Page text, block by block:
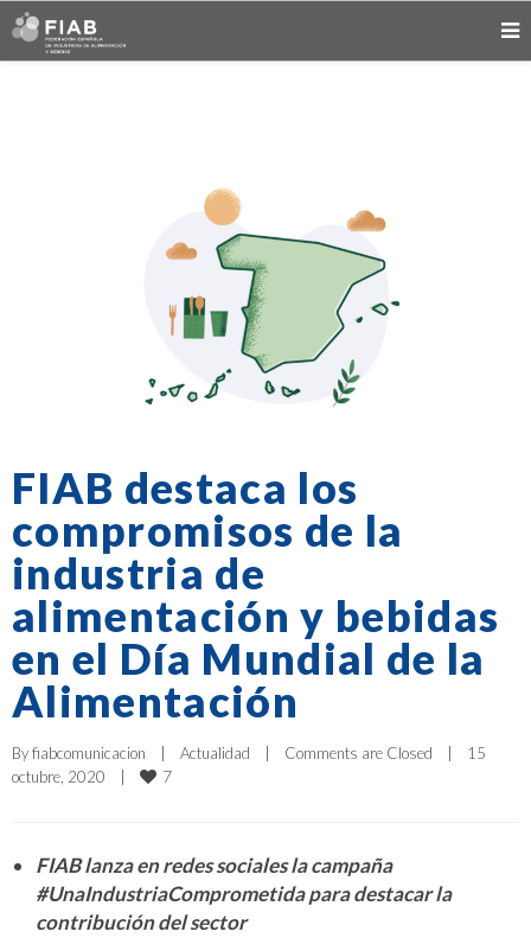
FIAB destaca los
compromisos de la
industria de
alimentación y bebidas
en el Día Mundial de la
Alimentación
By fiabcomunicacion Actualidad Comments are Closed
15
octubre, 2020
7
FIAB lanza en redes sociales la campaña
#UnaIndustriaComprometida para destacar la
contribución del sector